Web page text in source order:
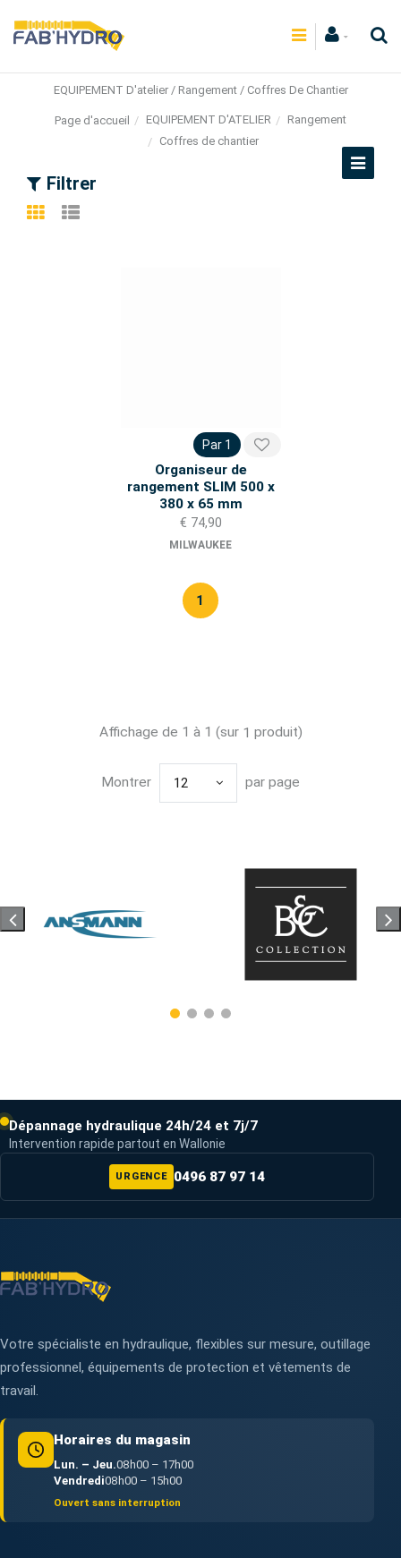
EQUIPEMENT D'atelier / Rangement / Coffres De Chantier
Page d'accueil EQUIPEMENT D'ATELIER
Rangement
Coffres de chantier
Filtrer
Par 1
Organiseur de
rangement SLIM 500 x
380 x 65 mm
€ 74,90
MILWAUKEE
1
Affichage de 1 à 1 (sur 1 produit)
Montrer 12 par page
Dépannage hydraulique 24h/24 et 7j/7
Intervention rapide partout en Wallonie
URGENCE 0496 87 97 14
Votre spécialiste en hydraulique, flexibles sur mesure, outillage
professionnel, équipements de protection et vêtements de
travail.
Horaires du magasin
Lun. – Jeu.08h00 – 17h00
Vendredi08h00 – 15h00
Ouvert sans interruption